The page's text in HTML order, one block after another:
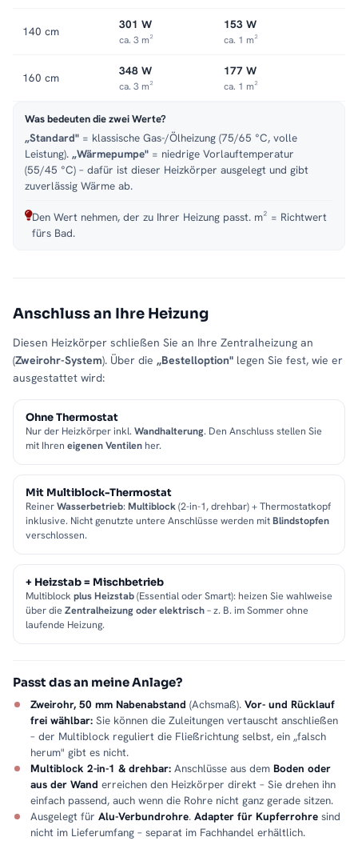
140 cm 301 W
ca. 3 m²
153 W
ca. 1 m²
160 cm 348 W
ca. 3 m²
177 W
ca. 1 m²
Was bedeuten die zwei Werte?
„Standard" = klassische Gas-/Ölheizung (75/65 °C, volle
Leistung). „Wärmepumpe" = niedrige Vorlauftemperatur
(55/45 °C) – dafür ist dieser Heizkörper ausgelegt und gibt
zuverlässig Wärme ab.
Den Wert nehmen, der zu Ihrer Heizung passt. m² = Richtwert
fürs Bad.
Anschluss an Ihre Heizung
Diesen Heizkörper schließen Sie an Ihre Zentralheizung an
(Zweirohr-System). Über die „Bestelloption" legen Sie fest, wie er
ausgestattet wird:
Ohne Thermostat
Nur der Heizkörper inkl. Wandhalterung. Den Anschluss stellen Sie
mit Ihren eigenen Ventilen her.
Mit Multiblock-Thermostat
ReinerWasserbetrieb: Multiblock(2-in-1, drehbar) + Thermostatkopf
inklusive. Nicht genutzte untere Anschlüsse werden mitBlindstopfen
verschlossen.
+ Heizstab = Mischbetrieb
Multiblock plus Heizstab(Essential oder Smart): heizen Sie wahlweise
über die Zentralheizung oder elektrisch– z. B. im Sommer ohne
laufende Heizung.
Passt das an meine Anlage?
Zweirohr, 50 mm Nabenabstand (Achsmaß). Vor- und Rücklauf
frei wählbar: Sie können die Zuleitungen vertauscht anschließen
– der Multiblock reguliert die Fließrichtung selbst, ein „falsch
herum" gibt es nicht.
Multiblock 2-in-1 & drehbar: Anschlüsse aus dem Boden oder
aus der Wand erreichen den Heizkörper direkt – Sie drehen ihn
einfach passend, auch wenn die Rohre nicht ganz gerade sitzen.
Ausgelegt für Alu-Verbundrohre. Adapter für Kupferrohre sind
nicht im Lieferumfang – separat im Fachhandel erhältlich.